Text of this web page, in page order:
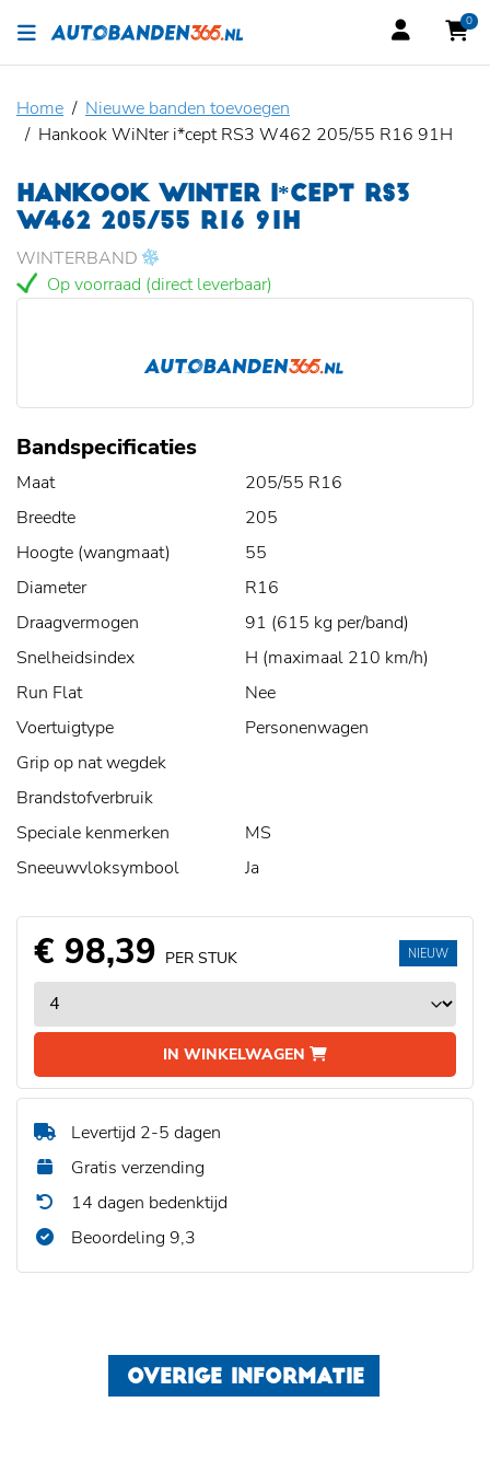
0
Home
Nieuwe banden toevoegen
Hankook WiNter i*cept RS3 W462 205/55 R16 91H
HANKOOK WINTER I*CEPT RS3
W462 205/55 R16 91H
WINTERBAND
Op voorraad (direct leverbaar)
Bandspecificaties
Maat
205/55 R16
Breedte
205
Hoogte (wangmaat)
55
Diameter
R16
Draagvermogen
91 (615 kg per/band)
Snelheidsindex
H (maximaal 210 km/h)
Run Flat
Nee
Voertuigtype
Personenwagen
Grip op nat wegdek
Brandstofverbruik
Speciale kenmerken
MS
Sneeuwvloksymbool
Ja
€ 98,39 PER STUK
IN WINKELWAGEN
NIEUW
Levertijd 2-5 dagen
Gratis verzending
14 dagen bedenktijd
Beoordeling 9,3
OVERIGE INFORMATIE